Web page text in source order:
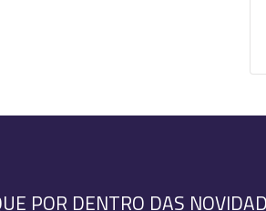
POR DENTRO DAS